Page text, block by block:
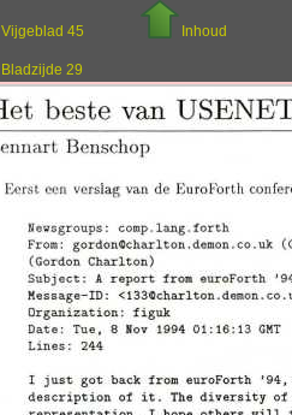
Vijgeblad 45 Inhoud
Bladzijde 29